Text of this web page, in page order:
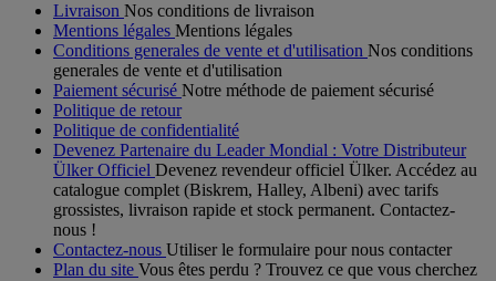
Livraison Nos conditions de livraison
Mentions légales Mentions légales
Conditions generales de vente et d'utilisation Nos conditions
generales de vente et d'utilisation
Paiement sécurisé Notre méthode de paiement sécurisé
Politique de retour
Politique de confidentialité
Devenez Partenaire du Leader Mondial : Votre Distributeur
Ülker Officiel Devenez revendeur officiel Ülker. Accédez au
catalogue complet (Biskrem, Halley, Albeni) avec tarifs
grossistes, livraison rapide et stock permanent. Contactez-
nous !
Contactez-nous Utiliser le formulaire pour nous contacter
Plan du site Vous êtes perdu ? Trouvez ce que vous cherchez